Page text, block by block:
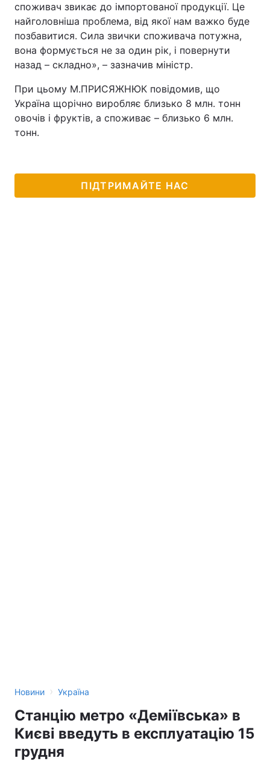
Тема оформлення
споживач звикає до імпортованої продукції. Це
найголовніша проблема, від якої нам важко буде
позбавитися. Сила звички споживача потужна,
вона формується не за один рік, і повернути
назад – складно», – зазначив міністр.
При цьому М.ПРИСЯЖНЮК повідомив, що
Україна щорічно виробляє близько 8 млн. тонн
овочів і фруктів, а споживає – близько 6 млн.
тонн.
ПІДТРИМАЙТЕ НАС
Новини › Україна
Станцію метро «Деміївська» в
Києві введуть в експлуатацію 15
грудня